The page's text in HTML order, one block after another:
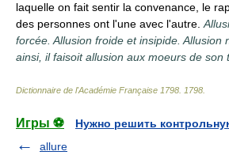
laquelle on fait sentir la convenance, le
des personnes ont l'une avec l'autre.
forcée. Allusion froide et insipide. Allusion
ainsi, il faisoit allusion aux moeurs de son
Dictionnaire de l'Académie Française 1798 1798
Игры ⚽
Нужно решить
allure